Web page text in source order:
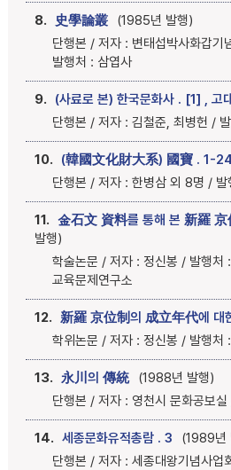
8. 史學論叢
(1985년 발행)
단행본 / 저자 : 변태섭박사화갑기
발행처 : 삼엽사
9. (사료로 본) 한국문화사 . [1] , 고
단행본 / 저자 : 김철준, 최병헌 /
10. (韓國文化財大系) 國寶 . 1-24
단행본 / 저자 : 한병삼 외 8명 / 발
11. 金石文 資料를 통해 본 新羅
발행)
학술논문 / 저자 : 정신봉 / 발행처
교육문제연구소
12. 新羅 京位制의 成立年代에 대
학위논문 / 저자 : 정신봉 / 발행처
13. 永川의 傳統
(1988년 발행)
단행본 / 저자 : 영천시 문화공보실
14. 세종문화유적총람 . 3
(1989년
단행본 / 저자 : 세종대왕기념사업